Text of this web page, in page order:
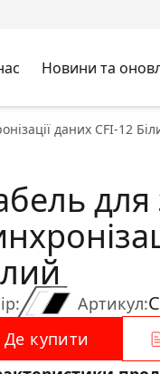
Новини та
даних CFI-12
для
Артикул:
Де купити